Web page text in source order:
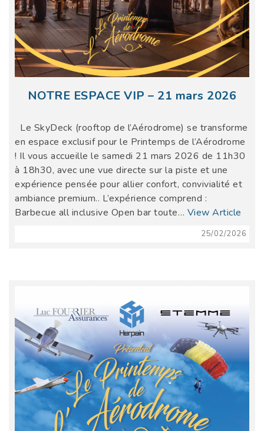
NOTRE ESPACE VIP – 21 mars 2026
Le SkyDeck (rooftop de l’Aérodrome) se transforme
en espace exclusif pour le Printemps de l’Aérodrome
! Il vous accueille le samedi 21 mars 2026 de 11h30
à 18h30, avec une vue directe sur la piste et une
expérience pensée pour allier confort, convivialité et
ambiance premium.. L’expérience comprend :
Barbecue all inclusive Open bar toute… View Article
25/02/2026